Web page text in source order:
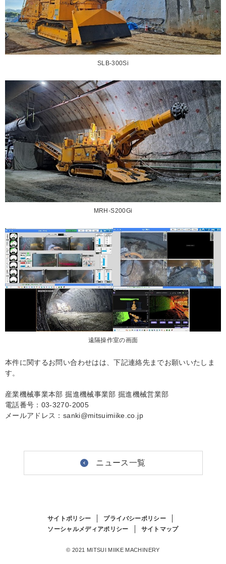
SLB-300Si
MRH-S200Gi
遠隔操作室の画面
本件に関するお問い合わせはは、下記連絡先までお願いいたしま
す。
産業機械事業本部 掘進機械事業部 掘進機械営業部
電話番号：03-3270-2005
メールアドレス：sanki@mitsuimiike.co.jp
ニュース一覧
サイトポリシー
プライバシーポリシー
ソーシャルメディアポリシー
サイトマップ
© 2021 MITSUI MIIKE MACHINERY